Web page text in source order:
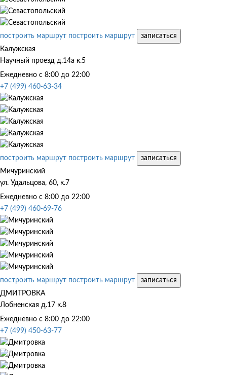
построить маршрут построить маршрут
записаться
Калужская
Научный проезд д.14а к.5
Ежедневно с 8:00 до 22:00
+7 (499) 460-63-34
построить маршрут построить маршрут
записаться
Мичуринский
ул. Удальцова, 60, к.7
Ежедневно с 8:00 до 22:00
+7 (499) 460-69-76
построить маршрут построить маршрут
записаться
ДМИТРОВКА
Лобненская д.17 к.8
Ежедневно с 8:00 до 22:00
+7 (499) 450-63-77